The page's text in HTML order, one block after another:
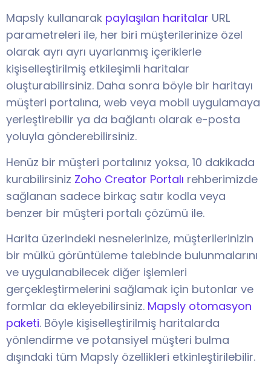
Mapsly kullanarak paylaşılan haritalar URL
parametreleri ile, her biri müşterilerinize özel
olarak ayrı ayrı uyarlanmış içeriklerle
kişiselleştirilmiş etkileşimli haritalar
oluşturabilirsiniz. Daha sonra böyle bir haritayı
müşteri portalına, web veya mobil uygulamaya
yerleştirebilir ya da bağlantı olarak e-posta
yoluyla gönderebilirsiniz.
Henüz bir müşteri portalınız yoksa, 10 dakikada
kurabilirsiniz Zoho Creator Portalı rehberimizde
sağlanan sadece birkaç satır kodla veya
benzer bir müşteri portalı çözümü ile.
Harita üzerindeki nesnelerinize, müşterilerinizin
bir mülkü görüntüleme talebinde bulunmalarını
ve uygulanabilecek diğer işlemleri
gerçekleştirmelerini sağlamak için butonlar ve
formlar da ekleyebilirsiniz. Mapsly otomasyon
paketi. Böyle kişiselleştirilmiş haritalarda
yönlendirme ve potansiyel müşteri bulma
dışındaki tüm Mapsly özellikleri etkinleştirilebilir.